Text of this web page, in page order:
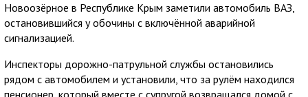
Новоозёрное в Республике Крым заметили автомобиль ВАЗ,
остановившийся у обочины с включённой аварийной
сигнализацией.
Инспекторы дорожно-патрульной службы остановились
рядом с автомобилем и установили, что за рулём находился
пенсионер, который вместе с супругой возвращался домой с